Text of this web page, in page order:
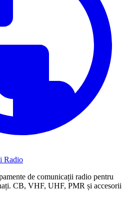
Radio
de comunicații radio pentru
CB, VHF, UHF, PMR și accesorii